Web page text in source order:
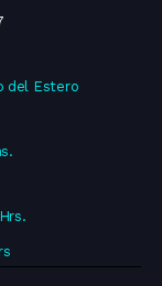
del Estero